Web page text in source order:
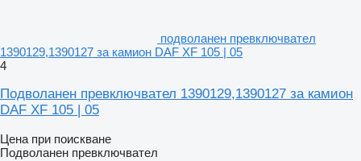
подволанен превключвател
1390129,1390127 за камион DAF XF 105 | 05
4
Подволанен превключвател 1390129,1390127 за камион
DAF XF 105 | 05
Цена при поискване
Подволанен превключвател